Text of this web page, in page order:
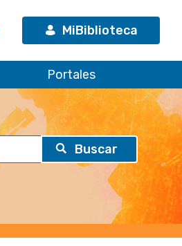
MiBiblioteca
Portales